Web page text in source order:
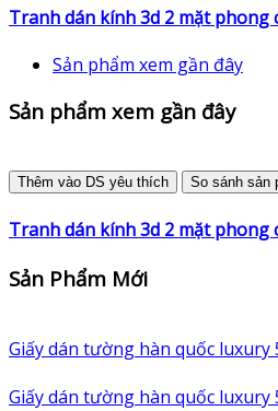
Tranh dán kính 3d 2 mặt phong
Sản phẩm xem gần đây
Sản phẩm xem gần đây
Thêm vào DS yêu thích So sánh sản
Tranh dán kính 3d 2 mặt phong
Sản Phẩm Mới
Giấy dán tường hàn quốc luxury
Giấy dán tường hàn quốc luxury